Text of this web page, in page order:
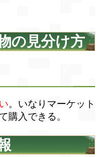
の見分け方
。いなりマーケット
購入できる。